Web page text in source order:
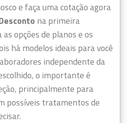
e faça uma cotação agora
na primeira
opções de planos e os
há modelos ideais para você
independente da
o importante é
principalmente para
possíveis tratamentos de